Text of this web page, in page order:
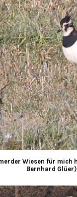
Wiesen für mich
Bernhard Glüer)